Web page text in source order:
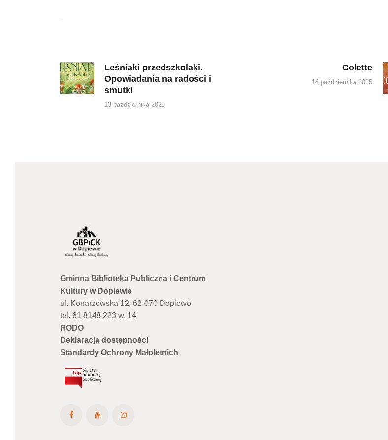
wpisuPrevious
post:
Leśniaki przedszkolaki.
Opowiadania na radości i
smutki
13 października 2025
Next
post:
Colette
14 października 2025
Gminna Biblioteka Publiczna i Centrum
Kultury w Dopiewie
ul. Konarzewska 12, 62-070 Dopiewo
tel. 61 8148 223 w. 14
RODO
Deklaracja dostępności
Standardy Ochrony Małoletnich